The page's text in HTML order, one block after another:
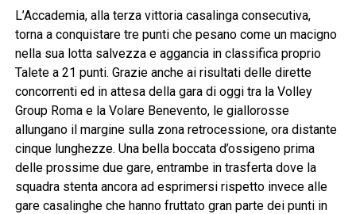
L’Accademia, alla terza vittoria casalinga consecutiva,
torna a conquistare tre punti che pesano come un macigno
nella sua lotta salvezza e aggancia in classifica proprio
Talete a 21 punti. Grazie anche ai risultati delle dirette
concorrenti ed in attesa della gara di oggi tra la Volley
Group Roma e la Volare Benevento, le giallorosse
allungano il margine sulla zona retrocessione, ora distante
cinque lunghezze. Una bella boccata d’ossigeno prima
delle prossime due gare, entrambe in trasferta dove la
squadra stenta ancora ad esprimersi rispetto invece alle
gare casalinghe che hanno fruttato gran parte dei punti in